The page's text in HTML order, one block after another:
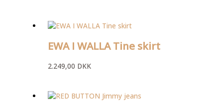
EWA I WALLA Tine skirt
2.249,00 DKK